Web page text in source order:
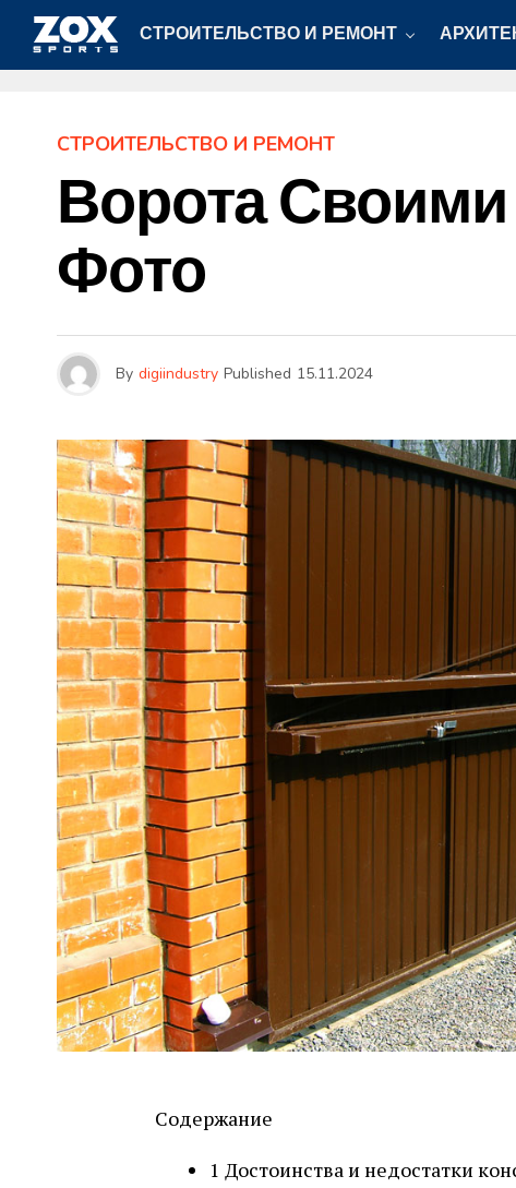
СТРОИТЕЛЬСТВО И РЕМОНТ
СТРОИТЕЛЬСТВО И РЕМОНТ
Ворота
Фото
By digiindustry Published 15.11.2024
Содержание
1 Достоинства и недостатки